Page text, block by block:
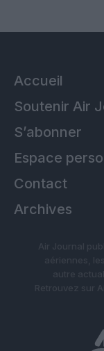
Accueil
Soutenir Air
S’abonner
Espace
Contact
Archives